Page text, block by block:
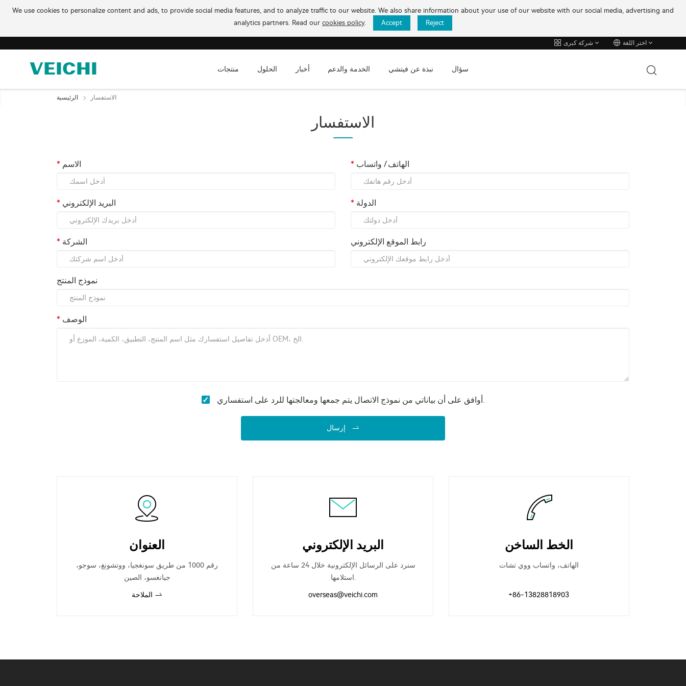
We use cookies to personalize content and ads, to provide social media features, and to analyze traffic to our website. We also share information about your use of our website with our social media, advertising and
analytics partners. Read our cookies policy. Accept Reject
شركة كبرى اختر اللغة
منتجات الحلول أخبار الخدمة والدعم نبذة عن فيتشي سؤال
الرئيسية الاستفسار
الاستفسار
الاسم الهاتف / واتساب
البريد الإلكتروني الدولة
الشركة رابط الموقع الإلكتروني
نموذج المنتج
الوصف
أوافق على أن بياناتي من نموذج الاتصال يتم جمعها ومعالجتها للرد على استفساري.
إرسال
العنوان
رقم 1000 من طريق سونغجيا، ووتشونغ، سوجو،
جيانغسو، الصين
الملاحة
البريد الإلكتروني
سنرد على الرسائل الإلكترونية خلال 24 ساعة من
استلامها.
overseas@veichi.com
الخط الساخن
الهاتف، واتساب ووي تشات
+86-13828818903